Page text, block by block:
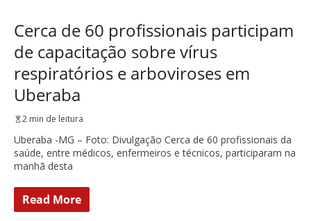
Cerca de 60 profissionais participam
de capacitação sobre vírus
respiratórios e arboviroses em
Uberaba
2 min de leitura
Uberaba -MG – Foto: Divulgação Cerca de 60 profissionais da
saúde, entre médicos, enfermeiros e técnicos, participaram na
manhã desta
Read More